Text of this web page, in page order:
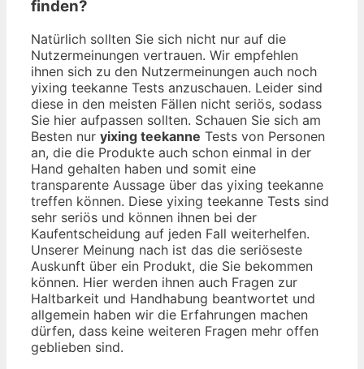
finden?
Natürlich sollten Sie sich nicht nur auf die
Nutzermeinungen vertrauen. Wir empfehlen
ihnen sich zu den Nutzermeinungen auch noch
yixing teekanne Tests anzuschauen. Leider sind
diese in den meisten Fällen nicht seriös, sodass
Sie hier aufpassen sollten. Schauen Sie sich am
Besten nur yixing teekanne Tests von Personen
an, die die Produkte auch schon einmal in der
Hand gehalten haben und somit eine
transparente Aussage über das yixing teekanne
treffen können. Diese yixing teekanne Tests sind
sehr seriös und können ihnen bei der
Kaufentscheidung auf jeden Fall weiterhelfen.
Unserer Meinung nach ist das die seriöseste
Auskunft über ein Produkt, die Sie bekommen
können. Hier werden ihnen auch Fragen zur
Haltbarkeit und Handhabung beantwortet und
allgemein haben wir die Erfahrungen machen
dürfen, dass keine weiteren Fragen mehr offen
geblieben sind.